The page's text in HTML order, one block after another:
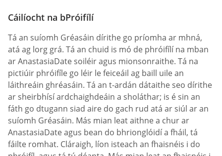
Cáilíocht na bPróifílí
Tá an suíomh Gréasáin dírithe go príomha ar mhná,
atá ag lorg grá. Tá an chuid is mó de phróifílí na mban
ar AnastasiaDate soiléir agus mionsonraithe. Tá na
pictiúir phróifíle go léir le feiceáil ag baill uile an
láithreáin ghréasáin. Tá an t-ardán dátaithe seo dírithe
ar sheirbhísí ardchaighdeáin a sholáthar; is é sin an
fáth go dtugann siad aire do gach rud atá ar siúl ar an
suíomh Gréasáin. Más mian leat aithne a chur ar
AnastasiaDate agus bean do bhrionglóidí a fháil, tá
fáilte romhat. Cláraigh, líon isteach an fhaisnéis i do